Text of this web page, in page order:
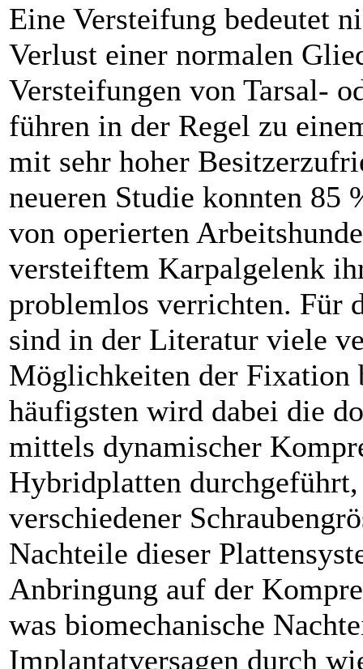
Eine Versteifung bedeutet
Verlust einer normalen
Versteifungen von Tarsal-
führen in der Regel zu
mit sehr hoher
neueren Studie konnten 85
von operierten
versteiftem Karpalgelenk
problemlos verrichten. Für
sind in der Literatur viele
Möglichkeiten der Fixation
häufigsten wird dabei die
mittels dynamischer
Hybridplatten
verschiedener
Nachteile dieser
Anbringung auf der
was biomechanische
Implantatversagen durch